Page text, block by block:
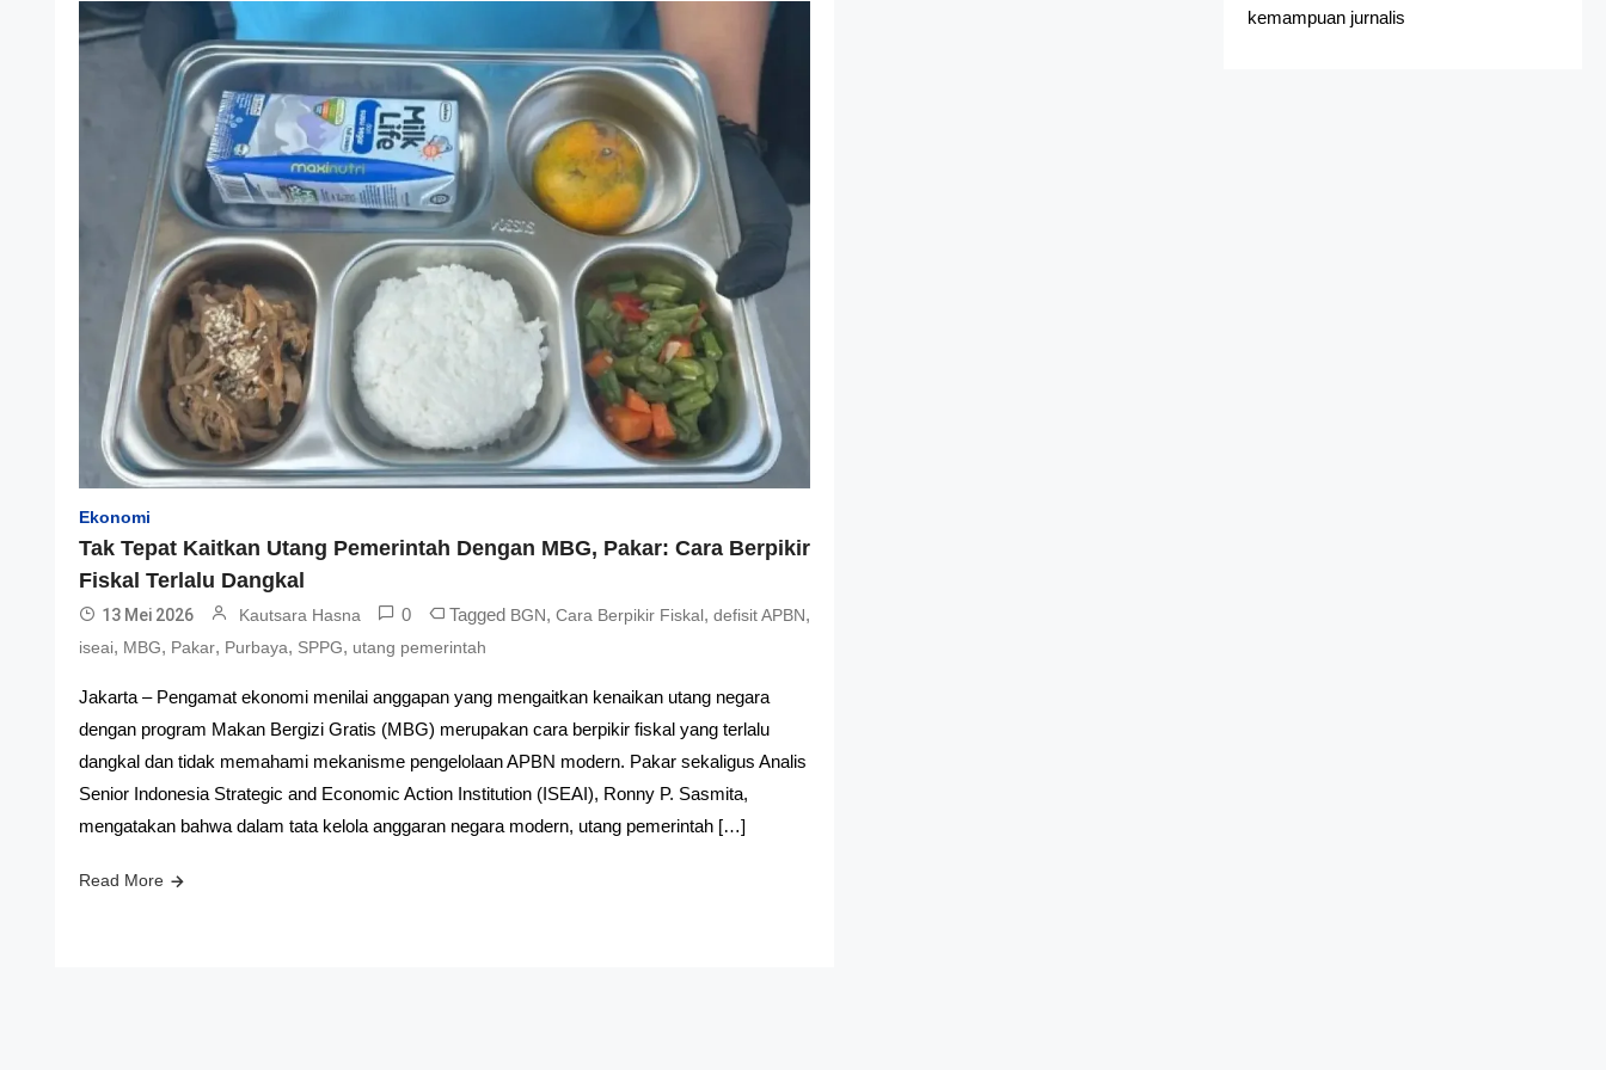
Ekonomi
Tak Tepat Kaitkan Utang Pemerintah Dengan MBG, Pakar: Cara Berpikir
Fiskal Terlalu Dangkal
13 Mei 2026 Kautsara Hasna 0 Tagged BGN,Cara Berpikir Fiskal,defisit APBN,
iseai, MBG, Pakar, Purbaya, SPPG, utang pemerintah
Jakarta – Pengamat ekonomi menilai anggapan yang mengaitkan kenaikan utang negara
dengan program Makan Bergizi Gratis (MBG) merupakan cara berpikir fiskal yang terlalu
dangkal dan tidak memahami mekanisme pengelolaan APBN modern. Pakar sekaligus Analis
Senior Indonesia Strategic and Economic Action Institution (ISEAI), Ronny P. Sasmita,
mengatakan bahwa dalam tata kelola anggaran negara modern, utang pemerintah […]
Read More
kemampuan jurnalis